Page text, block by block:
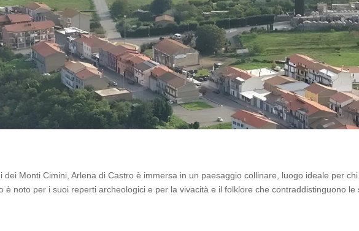
dei Monti Cimini, Arlena di Castro è immersa in un paesaggio collinare, luogo ideale per chi
è noto per i suoi reperti archeologici e per la vivacità e il folklore che contraddistinguono le